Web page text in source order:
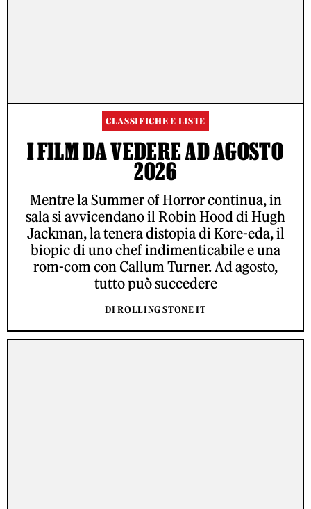
CLASSIFICHE E LISTE
I FILM DA VEDERE AD AGOSTO
2026
Mentre la Summer of Horror continua, in
sala si avvicendano il Robin Hood di Hugh
Jackman, la tenera distopia di Kore-eda, il
biopic di uno chef indimenticabile e una
rom-com con Callum Turner. Ad agosto,
tutto può succedere
DI ROLLING STONE IT